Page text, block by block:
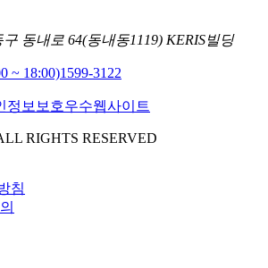
동내로 64(동내동1119) KERIS빌딩
~ 18:00)1599-3122
RIGHTS RESERVED
침